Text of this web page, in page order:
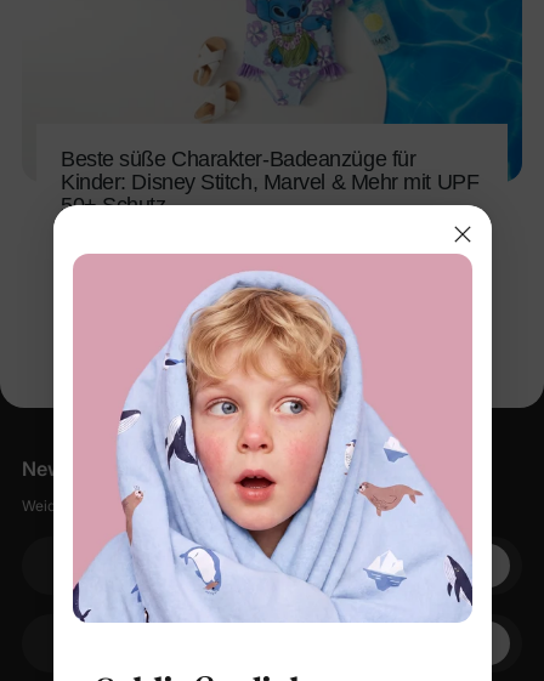
Beste süße Charakter-Badeanzüge für
Kinder: Disney Stitch, Marvel & Mehr mit UPF
50+ Schutz
Newsletter
Weiche Sachen, kleine Rabatte, null Spam.
Ihre E-Mail